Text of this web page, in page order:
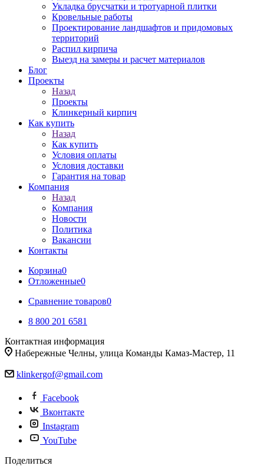
Укладка брусчатки и тротуарной плитки
Кровельные работы
Проектирование ландшафтов и придомовых
территорий
Распил кирпича
Выезд на замеры и расчет материалов
Блог
Проекты
Назад
Проекты
Клинкерный кирпич
Как купить
Назад
Как купить
Условия оплаты
Условия доставки
Гарантия на товар
Компания
Назад
Компания
Новости
Политика
Вакансии
Контакты
Корзина0
Отложенные0
Сравнение товаров0
8 800 201 6581
Контактная информация
Набережные Челны, улица Команды Камаз-Мастер, 11
klinkergof@gmail.com
Facebook
Вконтакте
Instagram
YouTube
Поделиться